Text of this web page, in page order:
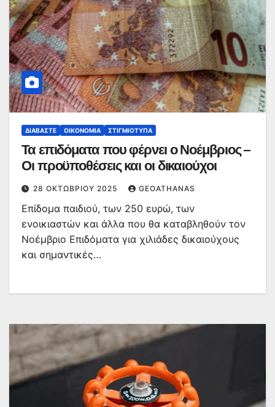
ΔΙΑΒΆΣΤΕ ΟΙΚΟΝΟΜΊΑ ΣΤΙΓΜΙΌΤΥΠΑ
Τα επιδόματα που φέρνει ο Νοέμβριος –
Οι προϋποθέσεις και οι δικαιούχοι
28 ΟΚΤΩΒΡΊΟΥ 2025 GEOATHANAS
Επίδομα παιδιού, των 250 ευρώ, των
ενοικιαστών και άλλα που θα καταβληθούν τον
Νοέμβριο Επιδόματα για χιλιάδες δικαιούχους
και σημαντικές…